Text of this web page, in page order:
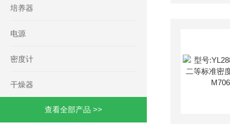
培养器
电源
密度计
干燥器
查看全部产品 >>